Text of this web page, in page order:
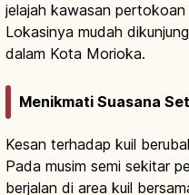
jelajah kawasan
Lokasinya mudah
dalam Kota Morioka.
Menikmati Suasana
Kesan terhadap kuil
Pada musim semi sekitar
berjalan di area kuil